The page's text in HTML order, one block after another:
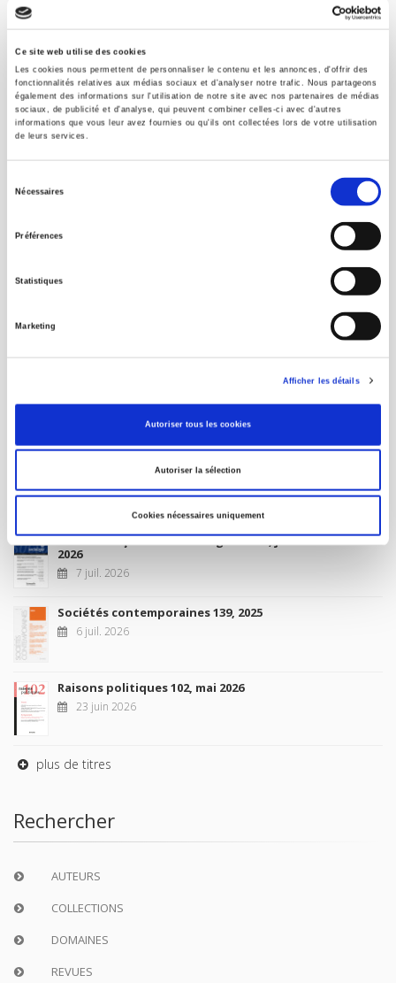
Ce site web utilise des cookies
Les cookies nous permettent de personnaliser le contenu et les annonces, d'offrir des
fonctionnalités relatives aux médias sociaux et d'analyser notre trafic. Nous partageons
également des informations sur l'utilisation de notre site avec nos partenaires de médias
sociaux, de publicité et d'analyse, qui peuvent combiner celles-ci avec d'autres
informations que vous leur avez fournies ou qu'ils ont collectées lors de votre utilisation
de leurs services.
Nécessaires
Préférences
Statistiques
Marketing
Afficher les détails
Autoriser tous les cookies
Autoriser la sélection
Cookies nécessaires uniquement
Maison d'édition dédiée aux sciences humaines et sociales, les
Presses de Sciences Po participent depuis leur création en 1976
à la transmission des savoirs et des idées
CONTACTS
FOREIGN RIGHTS
POUR LES LIBRAIRES
CONDITIONS GÉNÉRALES
À paraître
Revue française de science politique 76-2, avril-juin
10 juil. 2026
Revue française de sociologie 66 3/4, juillet-décembre
2026
7 juil. 2026
Sociétés contemporaines 139, 2025
6 juil. 2026
Raisons politiques 102, mai 2026
23 juin 2026
plus de titres
Rechercher
AUTEURS
COLLECTIONS
DOMAINES
REVUES